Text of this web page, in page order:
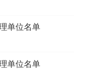
单位名单
单位名单